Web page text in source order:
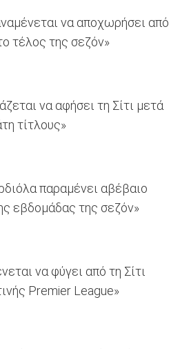
να αποχωρήσει από
τέλος της σεζόν»
να αφήσει τη Σίτι μετά
τίτλους»
παραμένει αβέβαιο
εβδομάδας της σεζόν»
να φύγει από τη Σίτι
Premier League»